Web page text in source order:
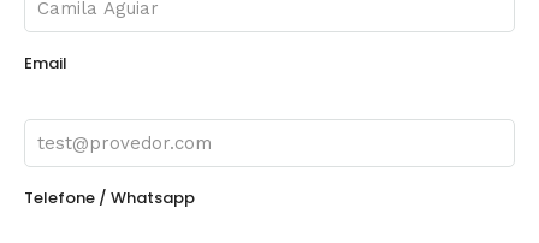
Email
Telefone / Whatsapp